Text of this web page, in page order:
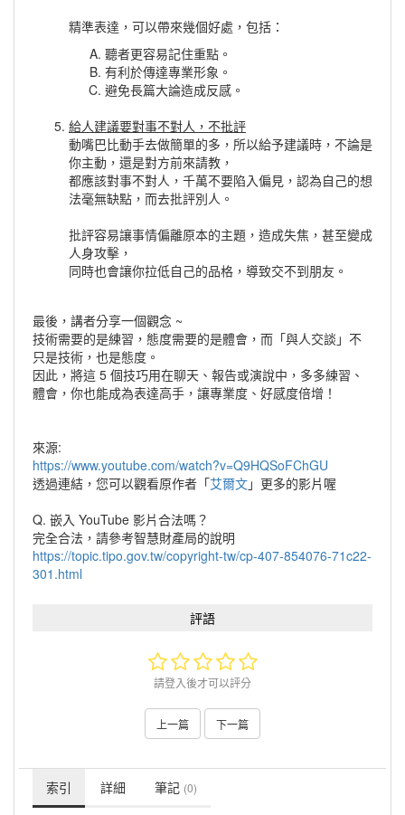
精準表達，可以帶來幾個好處，包括：
聽者更容易記住重點。
有利於傳達專業形象。
避免長篇大論造成反感。
給人建議要對事不對人，不批評
動嘴巴比動手去做簡單的多，所以給予建議時，不論是
你主動，還是對方前來請教，
都應該對事不對人，千萬不要陷入偏見，認為自己的想
法毫無缺點，而去批評別人。
批評容易讓事情偏離原本的主題，造成失焦，甚至變成
人身攻擊，
同時也會讓你拉低自己的品格，導致交不到朋友。
最後，講者分享一個觀念 ~
技術需要的是練習，態度需要的是體會，而「與人交談」不
只是技術，也是態度。
因此，將這 5 個技巧用在聊天、報告或演說中，多多練習、
體會，你也能成為表達高手，讓專業度、好感度倍增！
來源:
https://www.youtube.com/watch?v=Q9HQSoFChGU
透過連結，您可以觀看原作者「艾爾文」更多的影片喔
Q. 嵌入 YouTube 影片合法嗎？
完全合法，請參考智慧財產局的說明
https://topic.tipo.gov.tw/copyright-tw/cp-407-854076-71c22-
301.html
評語
請登入後才可以評分
上一篇 下一篇
索引 詳細 筆記 (0)